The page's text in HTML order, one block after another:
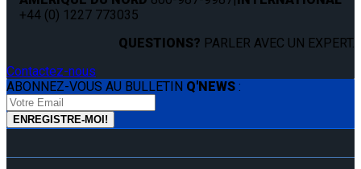
+44 (0) 1227 773035
QUESTIONS? PARLER AVEC UN EXPERT.
Contactez-nous
ABONNEZ-VOUS AU BULLETIN Q'NEWS :